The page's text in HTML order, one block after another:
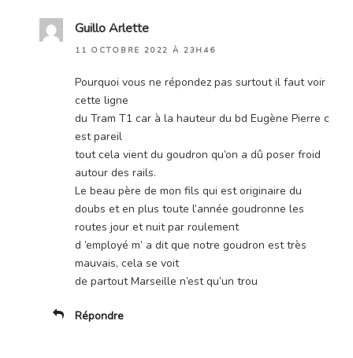
Guillo Arlette
11 OCTOBRE 2022 À 23H46
Pourquoi vous ne répondez pas surtout il faut voir
cette ligne
du Tram T1 car à la hauteur du bd Eugène Pierre c
est pareil
tout cela vient du goudron qu’on a dû poser froid
autour des rails.
Le beau père de mon fils qui est originaire du
doubs et en plus toute l’année goudronne les
routes jour et nuit par roulement
d ’employé m’ a dit que notre goudron est très
mauvais, cela se voit
de partout Marseille n’est qu’un trou
Répondre